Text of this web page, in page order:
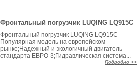
Фронтальный погрузчик LUQING LQ915С
Фронтальный погрузчик LUQING LQ915С
Популярная модель на европейском
рынке;Надежный и экологичный двигатель
стандарта ЕВРО-3;Гидравлическая система...
Подробно >>